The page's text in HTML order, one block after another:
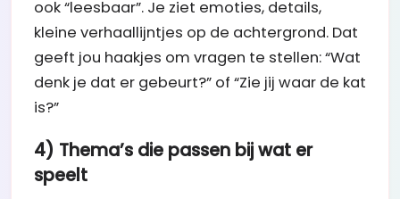
ook “leesbaar”. Je ziet emoties, details,
kleine verhaallijntjes op de achtergrond. Dat
geeft jou haakjes om vragen te stellen: “Wat
denk je dat er gebeurt?” of “Zie jij waar de kat
is?”
4) Thema’s die passen bij wat er
speelt